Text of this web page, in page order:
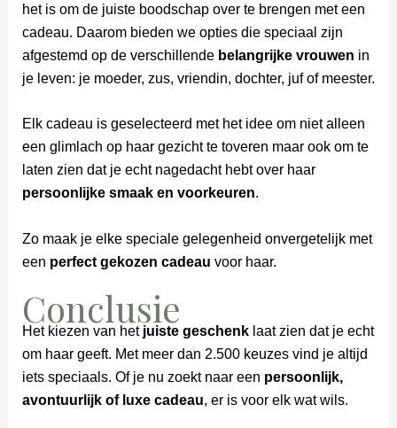
het is om de juiste boodschap over te brengen met een
cadeau. Daarom bieden we opties die speciaal zijn
afgestemd op de verschillende belangrijke vrouwen in
je leven: je moeder, zus, vriendin, dochter, juf of meester.
Elk cadeau is geselecteerd met het idee om niet alleen
een glimlach op haar gezicht te toveren maar ook om te
laten zien dat je echt nagedacht hebt over haar
persoonlijke smaak en voorkeuren.
Zo maak je elke speciale gelegenheid onvergetelijk met
een perfect gekozen cadeau voor haar.
Conclusie
Het kiezen van het juiste geschenklaat zien dat je echt
om haar geeft. Met meer dan 2.500 keuzes vind je altijd
iets speciaals. Of je nu zoekt naar een persoonlijk,
avontuurlijk of luxe cadeau, er is voor elk wat wils.